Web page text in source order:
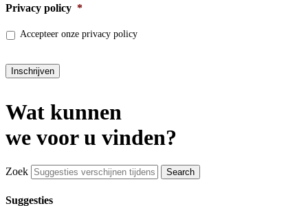
Privacy policy *
Accepteer onze privacy policy
Inschrijven
Wat kunnen
we voor u vinden?
Zoek
Suggesties